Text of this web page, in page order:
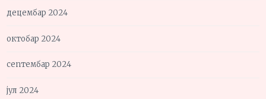
децембар 2024
октобар 2024
септембар 2024
јул 2024